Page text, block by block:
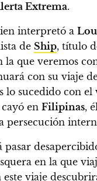
Extrema.
interpretó a
de Ship, título
la que veremos
con su viaje
lo sucedido con el
en Filipinas,
persecución
pasar
en la que
viaje